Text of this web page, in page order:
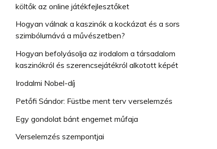
költők az online játékfejlesztőket
Hogyan válnak a kaszinók a kockázat és a sors
szimbólumává a művészetben?
Hogyan befolyásolja az irodalom a társadalom
kaszinókról és szerencsejátékról alkotott képét
Irodalmi Nobel-díj
Petőfi Sándor: Füstbe ment terv verselemzés
Egy gondolat bánt engemet műfaja
Verselemzés szempontjai